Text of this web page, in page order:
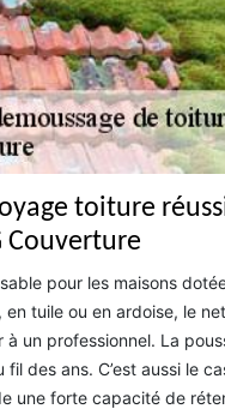
toiture
Couverture
pour les maisons
tuile ou en ardoise, le
un professionnel. La
des ans. C’est aussi le
une forte capacité de